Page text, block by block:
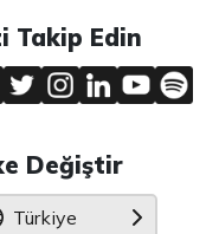
Takip Edin
Değiştir
Türkiye